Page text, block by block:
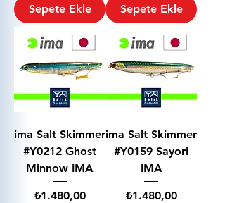
Sepete Ekle Sepete Ekle
ima Salt Skimmer
#Y0212 Ghost
Minnow IMA
Fiyat
₺1.480,00
ima Salt Skimmer
#Y0159 Sayori
IMA
Fiyat
₺1.480,00